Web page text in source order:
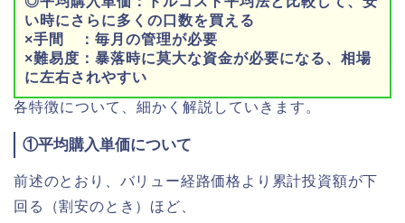
い時にさらに多くの口数を買える
×手間 ：毎月の管理が必要
×難易度：暴落時に莫大な資金が必要になる、相場
に左右されやすい
各特徴について、細かく解説していきます。
①平均購入単価について
前述のとおり、バリュー経路価格より累計投資額が下
回る（割安のとき）ほど、